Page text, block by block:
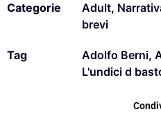
Categorie Adult,
brevi
Tag Adolfo Berni,
L'undici d